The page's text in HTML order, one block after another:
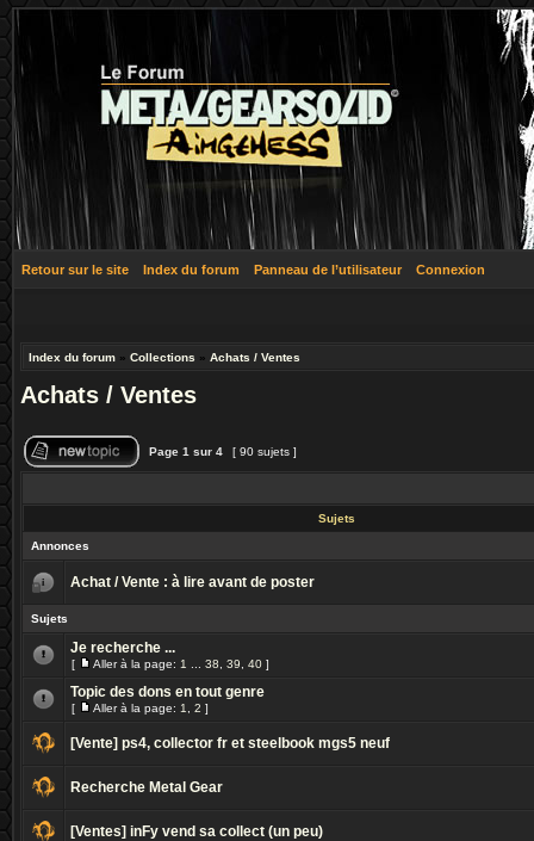
Retour sur le site Index du forum Panneau de l’utilisateur Connexion
Index du forum » Collections » Achats / Ventes
Achats / Ventes
Page 1 sur 4 [ 90 sujets ]
Sujets
Annonces
Achat / Vente : à lire avant de poster
Sujets
Je recherche ...
[ Aller à la page: 1 38 39 40 ]
Topic des dons en tout genre
[ Aller à la page: 1 2 ]
[Vente] ps4, collector fr et steelbook mgs5 neuf
Recherche Metal Gear
[Ventes] inFy vend sa collect (un peu)